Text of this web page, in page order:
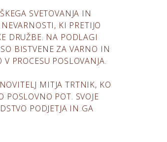
SVETOVANJA IN
KI PRETIJO
DRUŽBE. NA PODLAGI
BISTVENE ZA VARNO IN
PROCESU POSLOVANJA.
MITJA TRTNIK, KO
POT. SVOJE
PODJETJA IN GA